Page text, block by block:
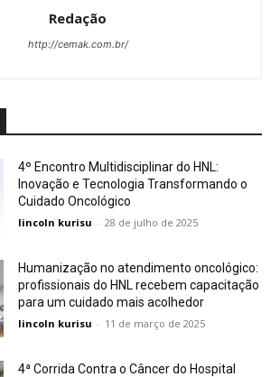
Redação
http://cemak.com.br/
4º Encontro Multidisciplinar do HNL:
Inovação e Tecnologia Transformando o
Cuidado Oncológico
lincoln kurisu - 28 de julho de 2025
Humanização no atendimento oncológico:
profissionais do HNL recebem capacitação
para um cuidado mais acolhedor
lincoln kurisu - 11 de março de 2025
4ª Corrida Contra o Câncer do Hospital